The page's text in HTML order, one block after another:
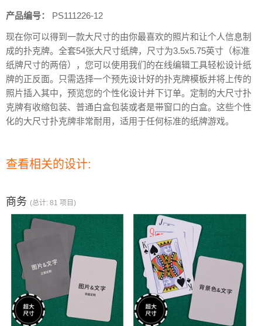
产品编号： PS111226-12
现在你可以得到一款大尺寸的由你最喜欢的照片和让个人信息制
成的扑克牌。全套54张大尺寸纸牌，尺寸为3.5x5.75英寸（标准
纸牌尺寸的两倍），您可以使用我们的在线编辑工具轻松设计纸
牌的正反面。只需选择一个预先设计好的扑克牌模板并将上传的
照片插入其中，预览您的个性化设计并下订单。定制的大尺寸扑
克牌有收缩包装、普通白盒包装或者是带窗口的白盒。这些个性
化的大尺寸扑克牌非常耐用，适用于任何标准的纸牌游戏。
查看相关的设计:
商务 (总计: 81 项目)